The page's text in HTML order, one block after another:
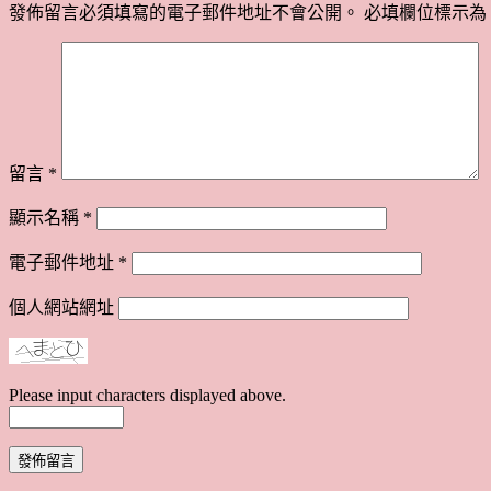
發佈留言必須填寫的電子郵件地址不會公開。 必填欄位標示為
留言 *
顯示名稱 *
電子郵件地址 *
個人網站網址
Please input characters displayed above.